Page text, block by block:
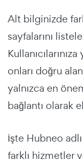
Alt bilginizde
sayfalarını
onları doğru
yalnızca en
bağlantı olarak
İşte Hubneo
farklı hizmetler